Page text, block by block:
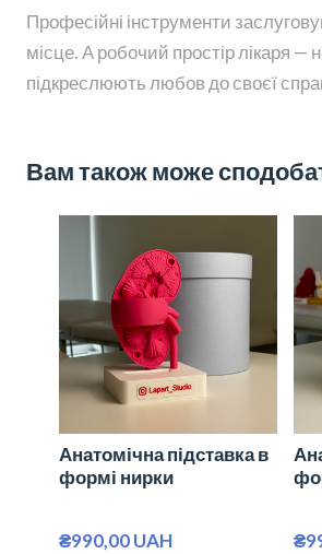
Професійні інструменти
місце. А робочий простір лікаря —
підкреслюють любов до своєї
Вам також може
Анатомічна підставка в
формі нирки
₴990,00 UAH